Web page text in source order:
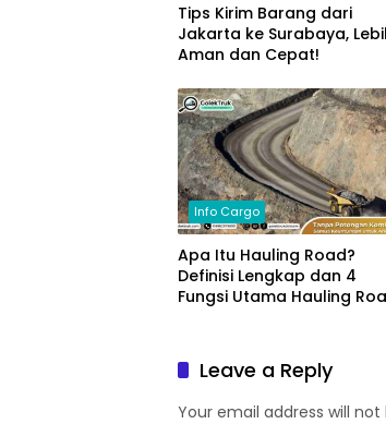
Tips Kirim Barang dari
Jakarta ke Surabaya,
Aman dan Cepat!
Info Cargo
Apa Itu Hauling Road?
Definisi Lengkap dan 4
Fungsi Utama Hauling
Leave a Reply
Your email address will not